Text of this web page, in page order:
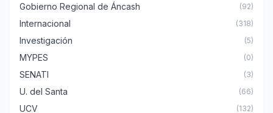
Gobierno Regional de Áncash (92)
Internacional (318)
Investigación (5)
MYPES (0)
SENATI (3)
U. del Santa (66)
UCV (132)